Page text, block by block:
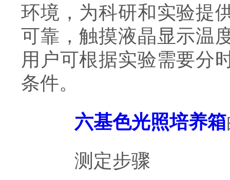
环境，为科研和实验提
可靠，触摸液晶显示温
用户可根据实验需要分
条件。
六基色光照培养箱
测定步骤